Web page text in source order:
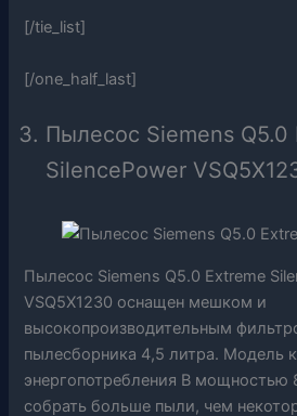
[/tie_list]
[/one_half_last]
Пылесос Siemens Q5.0
SilencePower
Пылесос Siemens Q5.0 Extreme
VSQ5X1230 оснащен мешком и
высокопроизводительным
пылесборника 4,5 литра. Модель
энергопотребления B мощностью
собрать больше пыли, чем